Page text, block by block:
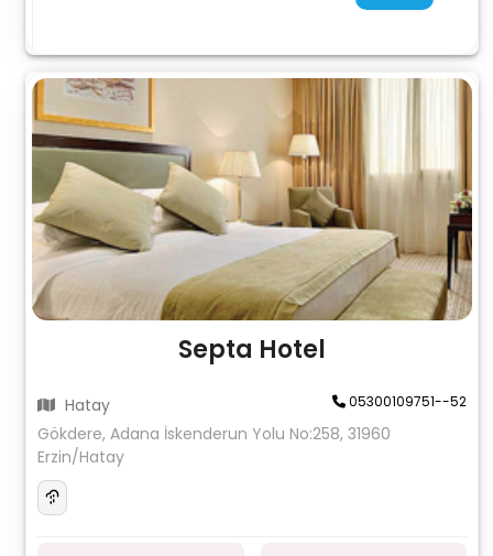
Septa Hotel
Hatay 05300109751--52
Gökdere, Adana İskenderun Yolu No:258, 31960
Erzin/Hatay